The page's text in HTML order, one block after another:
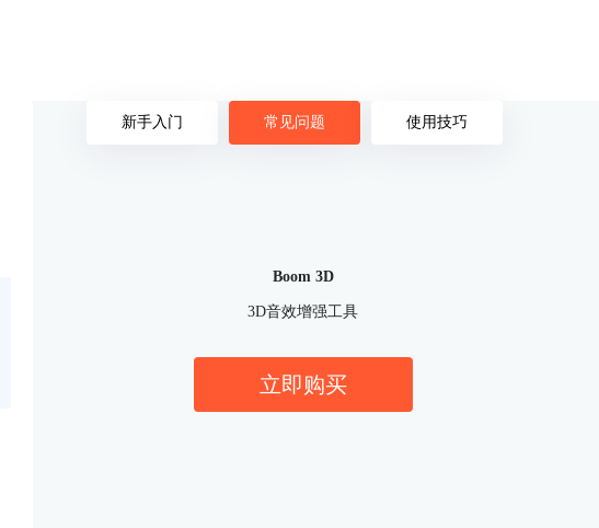
新手入门 常见问题 使用技巧
Boom 3D
3D音效增强工具
立即购买